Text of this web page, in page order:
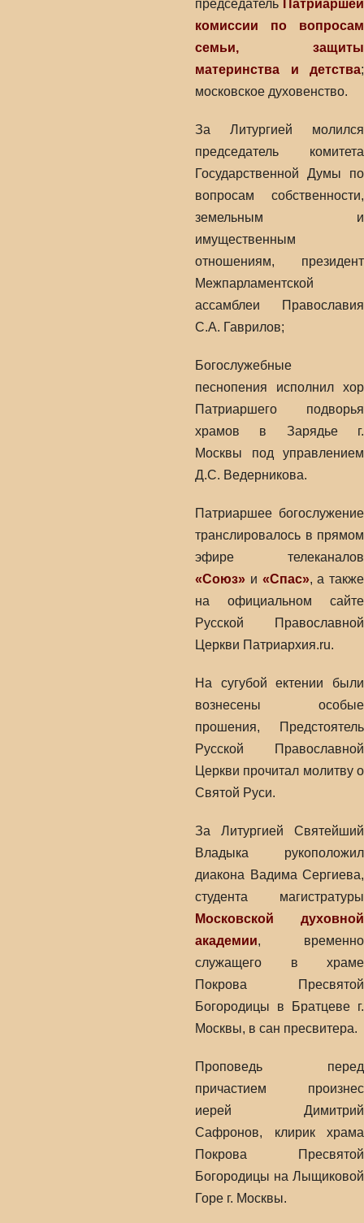
председатель
Патриаршей
комиссии по вопросам
семьи, защиты
материнства и детства;
московское духовенство.
За Литургией молился
председатель комитета
Государственной Думы по
вопросам собственности,
земельным и
имущественным
отношениям, президент
Межпарламентской
ассамблеи Православия
С.А. Гаврилов;
Богослужебные
песнопения исполнил хор
Патриаршего подворья
храмов в Зарядье г.
Москвы под управлением
Д.С. Ведерникова.
Патриаршее богослужение
транслировалось в прямом
эфире телеканалов
«Союз» и «Спас», а также
на официальном сайте
Русской Православной
Церкви Патриархия.ru.
На сугубой ектении были
вознесены особые
прошения, Предстоятель
Русской Православной
Церкви прочитал молитву о
Святой Руси.
За Литургией Святейший
Владыка рукоположил
диакона Вадима Сергиева,
студента магистратуры
Московской духовной
академии, временно
служащего в храме
Покрова Пресвятой
Богородицы в Братцеве г.
Москвы, в сан пресвитера.
Проповедь перед
причастием произнес
иерей Димитрий
Сaфронов, клирик храма
Покрова Пресвятой
Богородицы на Лыщиковой
Горе г. Москвы.